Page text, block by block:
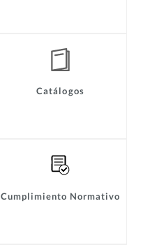
Catálogos
Cumplimiento Normativo